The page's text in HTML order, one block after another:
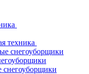
техника
снегоуборщики
снегоуборщики